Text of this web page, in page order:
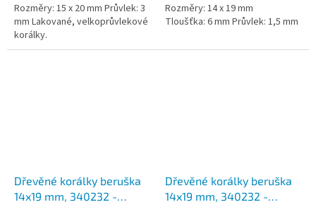
Rozměry: 15 x 20 mm Průvlek: 3
mm Lakované, velkoprůvlekové
korálky.
Rozměry: 14 x 19 mm
Tloušťka: 6 mm Průvlek: 1,5 mm
Dřevěné korálky beruška
14x19 mm, 340232 -
Dřevěné korálky beruška
14x19 mm, 340232 -